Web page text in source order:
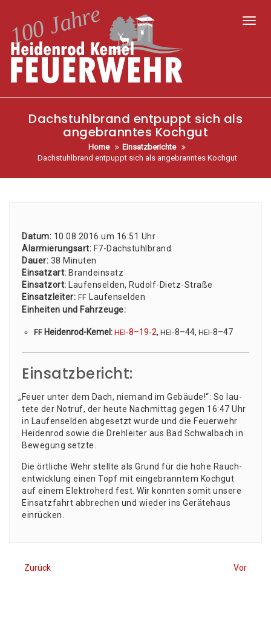
Dachstuhlbrand entpuppt sich als
angebranntes Kochgut
Home
Einsatzberichte
Dachstuhlbrand entpuppt sich als angebranntes Kochgut
Datum: 10.08.2016 um 16:51 Uhr
Alar­mie­rungs­art: F7-Dach­stuhl­brand
Dau­er: 38 Minu­ten
Ein­satz­art: Brand­ein­satz
Ein­satz­ort: Lau­fen­sel­den, Rudolf-Dietz-Stra­ße
Ein­satz­lei­ter: FF Lau­fen­sel­den
Ein­hei­ten und Fahr­zeu­ge:
FF Hei­den­rod-Kemel: HEI‑8–19‑2, HEI‑8–44, HEI‑8–47
Einsatzbericht:
„ Feu­er unter dem Dach, nie­mand im Gebäu­de!“: So lau­
te­te der Not­ruf, der heu­te Nach­mit­tag gegen 16:47 Uhr
in Lau­fen­sel­den abge­setzt wur­de und die Feu­er­wehr
Hei­den­rod sowie die Dreh­lei­ter aus Bad Schwal­bach in
Bewe­gung setzte.
Die ört­li­che Wehr stell­te als Grund für die hohe Rauch­
ent­wick­lung einen Topf mit ein­ge­brann­tem Koch­gut
auf einem Elek­tro­herd fest. Wir konn­ten somit unse­re
Ein­satz­fahrt abbre­chen und wie­der ins Gerä­te­haus
einrücken.
Zurück Vor